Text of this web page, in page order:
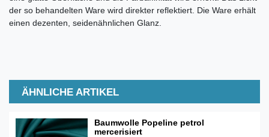
der so behandelten Ware wird direkter reflektiert. Die Ware erhält
einen dezenten, seidenähnlichen Glanz.
ÄHNLICHE ARTIKEL
Baumwolle Popeline petrol
mercerisiert